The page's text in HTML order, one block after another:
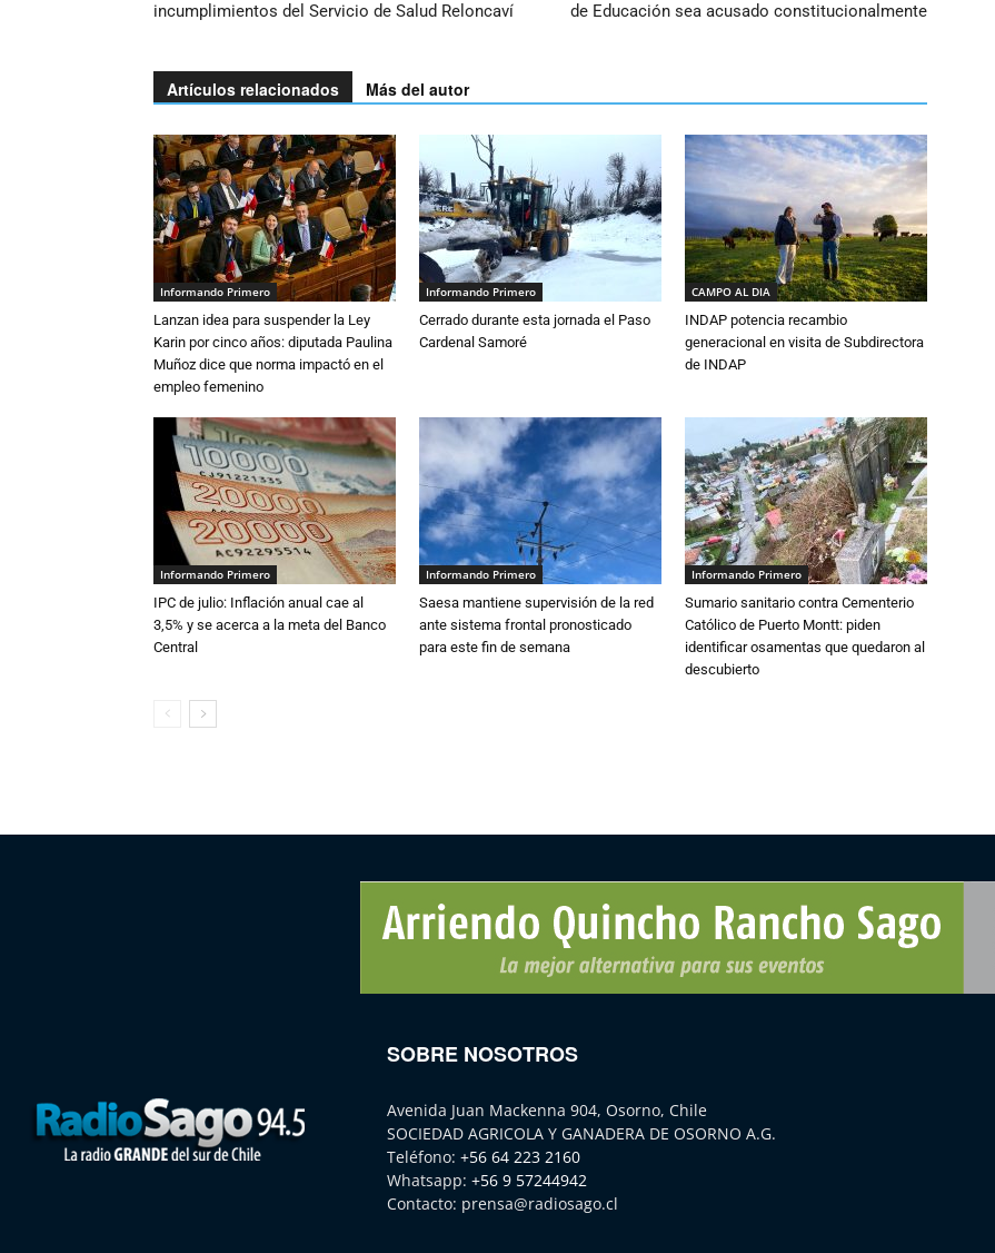
incumplimientos del Servicio de Salud Reloncaví
de Educación sea acusado constitucionalmente
Artículos relacionados Más del autor
Informando Primero
Lanzan idea para suspender la Ley
Karin por cinco años: diputada Paulina
Muñoz dice que norma impactó en el
empleo femenino
Informando Primero
Cerrado durante esta jornada el Paso
Cardenal Samoré
CAMPO AL DIA
INDAP potencia recambio
generacional en visita de Subdirectora
de INDAP
Informando Primero
IPC de julio: Inflación anual cae al
3,5% y se acerca a la meta del Banco
Central
Informando Primero
Saesa mantiene supervisión de la red
ante sistema frontal pronosticado
para este fin de semana
Informando Primero
Sumario sanitario contra Cementerio
Católico de Puerto Montt: piden
identificar osamentas que quedaron al
descubierto
SOBRE NOSOTROS
Avenida Juan Mackenna 904, Osorno, Chile
SOCIEDAD AGRICOLA Y GANADERA DE OSORNO A.G.
Teléfono: +56 64 223 2160
Whatsapp: +56 9 57244942
Contacto: prensa@radiosago.cl